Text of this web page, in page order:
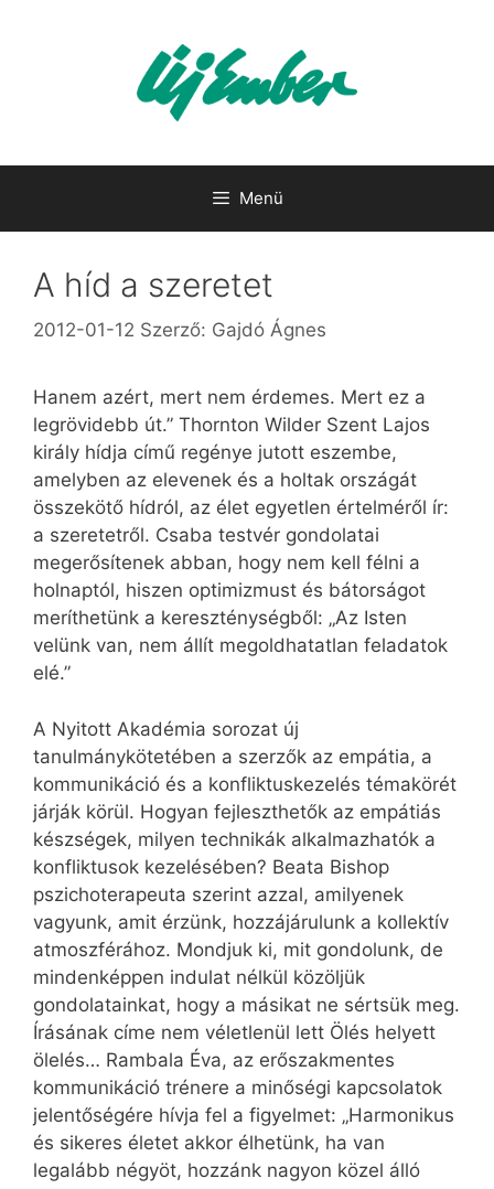
Menü
A híd a szeretet
2012-01-12 Szerző: Gajdó Ágnes
Hanem azért, mert nem érdemes. Mert ez a
legrövidebb út.” Thornton Wilder Szent Lajos
király hídja című regénye jutott eszembe,
amelyben az elevenek és a holtak országát
összekötő hídról, az élet egyetlen értelméről ír:
a szeretetről. Csaba testvér gondolatai
megerősítenek abban, hogy nem kell félni a
holnaptól, hiszen optimizmust és bátorságot
meríthetünk a kereszténységből: „Az Isten
velünk van, nem állít megoldhatatlan feladatok
elé.”
A Nyitott Akadémia sorozat új
tanulmánykötetében a szerzők az empátia, a
kommunikáció és a konfliktuskezelés témakörét
járják körül. Hogyan fejleszthetők az empátiás
készségek, milyen technikák alkalmazhatók a
konfliktusok kezelésében? Beata Bishop
pszichoterapeuta szerint azzal, amilyenek
vagyunk, amit érzünk, hozzájárulunk a kollektív
atmoszférához. Mondjuk ki, mit gondolunk, de
mindenképpen indulat nélkül közöljük
gondolatainkat, hogy a másikat ne sértsük meg.
Írásának címe nem véletlenül lett Ölés helyett
ölelés… Rambala Éva, az erőszakmentes
kommunikáció trénere a minőségi kapcsolatok
jelentőségére hívja fel a figyelmet: „Harmonikus
és sikeres életet akkor élhetünk, ha van
legalább négyöt, hozzánk nagyon közel álló